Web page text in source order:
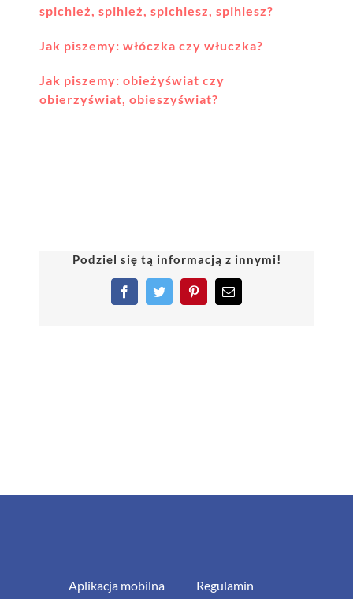
spichleż, spihleż, spichlesz, spihlesz?
Jak piszemy: włóczka czy włuczka?
Jak piszemy: obieżyświat czy
obierzyświat, obieszyświat?
Podziel się tą informacją z innymi!
FacebookTwitterPinterestEmail
Aplikacja mobilna Regulamin